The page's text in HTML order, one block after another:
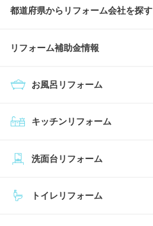
都道府県からリフォーム会社を探す
リフォーム補助金情報
キッチンリフォーム
お風呂リフォーム
トイレリフォーム
洗面台リフォーム